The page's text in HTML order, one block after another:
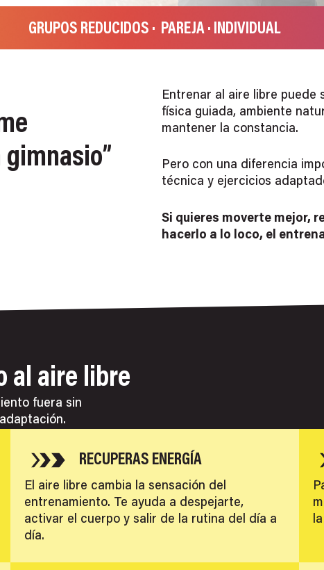
GRUPOS REDUCIDOS · PAREJA · INDIVIDUAL
Entrenar al aire libre puede
física guiada, ambiente
mantener la constancia.
Pero con una diferencia
técnica y ejercicios
Si quieres moverte mejor,
hacerlo a lo loco, el
al aire libre
fuera sin
RECUPERAS ENERGÍA
El aire libre cambia la sensación del
entrenamiento. Te ayuda a despejarte,
activar el cuerpo y salir de la rutina del día a
día.